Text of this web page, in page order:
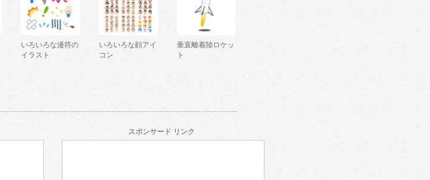
いろいろな漫符の
イラスト
いろいろな顔アイ
コン
垂直離着陸ロケッ
ト
スポンサード リンク